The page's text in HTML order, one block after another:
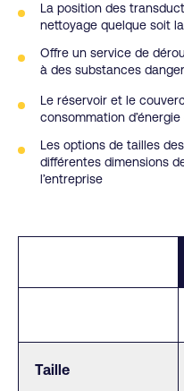
La position des
nettoyage quelque soit
Offre un service de
à des substances
Le réservoir et le
consommation
Les options de tailles
différentes dimensions
l’entreprise
Taille